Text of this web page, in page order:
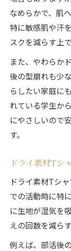
なめらかで、肌
特に敏感肌や汗
スクを減らす上
また、やわらか
後の型崩れも少
らしたい家庭に
れている学生か
にやさしいので
す。
ドライ素材Tシ
ドライ素材Tシ
での活動時に特
に生地が湿気を
えの回数を減ら
例えば、部活後